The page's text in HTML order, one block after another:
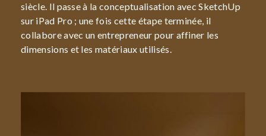
siècle. Il passe à la conceptualisation avec SketchUp
sur iPad Pro ; une fois cette étape terminée, il
collabore avec un entrepreneur pour affiner les
dimensions et les matériaux utilisés.